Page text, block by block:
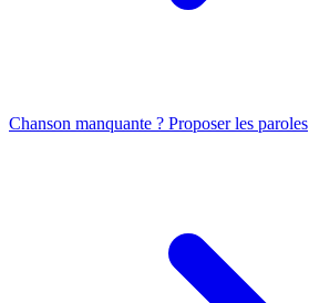
Chanson manquante ? Proposer les paroles